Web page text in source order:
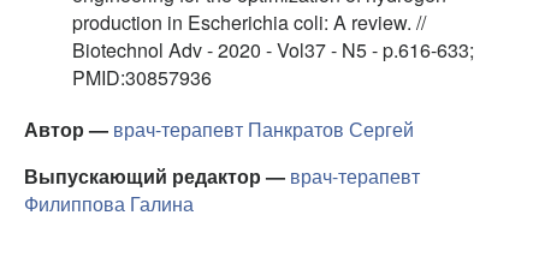
production in Escherichia coli: A review. //
Biotechnol Adv - 2020 - Vol37 - N5 - p.616-633;
PMID:30857936
Автор — врач-терапевт Панкратов Сергей
Выпускающий редактор — врач-терапевт
Филиппова Галина